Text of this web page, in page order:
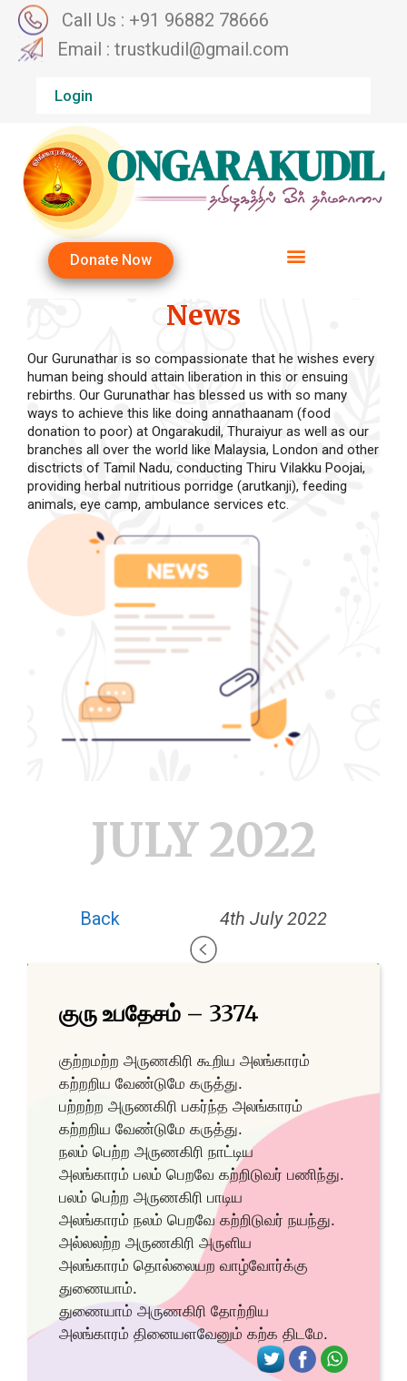
Call Us : +91 96882 78666
Email : trustkudil@gmail.com
Login
Donate Now
News
Our Gurunathar is so compassionate that he wishes every
human being should attain liberation in this or ensuing
rebirths. Our Gurunathar has blessed us with so many
ways to achieve this like doing annathaanam (food
donation to poor) at Ongarakudil, Thuraiyur as well as our
branches all over the world like Malaysia, London and other
disctricts of Tamil Nadu, conducting Thiru Vilakku Poojai,
providing herbal nutritious porridge (arutkanji), feeding
animals, eye camp, ambulance services etc.
JULY 2022
Back 4th July 2022
குரு உபதேசம் – 3374
குற்றமற்ற அருணகிரி கூறிய அலங்காரம்
கற்றறிய வேண்டுமே கருத்து.
பற்றற்ற அருணகிரி பகர்ந்த அலங்காரம்
கற்றறிய வேண்டுமே கருத்து.
நலம் பெற்ற அருணகிரி நாட்டிய
அலங்காரம் பலம் பெறவே கற்றிடுவர் பணிந்து.
பலம் பெற்ற அருணகிரி பாடிய
அலங்காரம் நலம் பெறவே கற்றிடுவர் நயந்து.
அல்லலற்ற அருணகிரி அருளிய
அலங்காரம் தொல்லையற வாழ்வோர்க்கு
துணையாம்.
துணையாம் அருணகிரி தோற்றிய
அலங்காரம் தினையளவேனும் கற்க திடமே.